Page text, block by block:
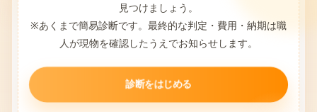
見つけましょう。
※あくまで簡易診断です。最終的な判定・費用・納期は職
人が現物を確認したうえでお知らせします。
診断をはじめる